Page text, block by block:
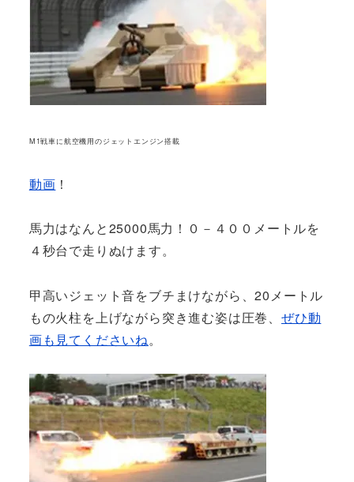
M1戦車に航空機用のジェットエンジン搭載
動画 ！
馬力はなんと25000馬力！０－４００メートルを
４秒台で走りぬけます。
甲高いジェット音をブチまけながら、20メートル
もの火柱を上げながら突き進む姿は圧巻、 ぜひ動
画も見てくださいね。